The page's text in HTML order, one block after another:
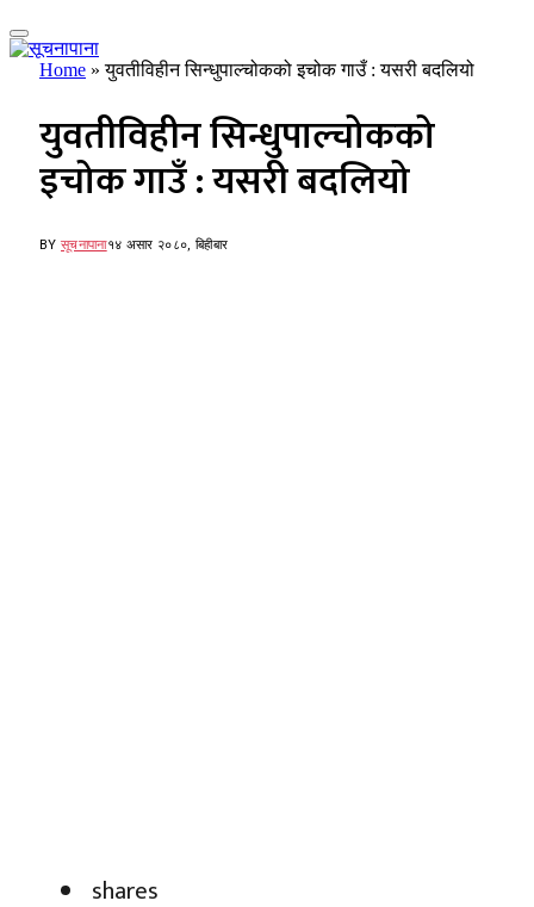
Home »युवतीविहीन सिन्धुपाल्चोकको इचोक गाउँ : यसरी बदलियो
युवतीविहीन सिन्धुपाल्चोकको
इचोक गाउँ : यसरी बदलियो
BY सूचनापाना१४ असार २०८०, बिहीबार
shares